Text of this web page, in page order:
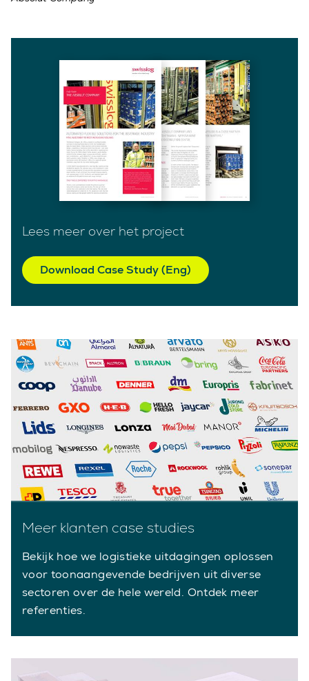
Lees meer over het project
Download Case Study (Eng)
Meer klanten case studies
Bekijk hoe we logistieke uitdagingen oplossen
voor toonaangevende bedrijven uit diverse
sectoren over de hele wereld. Ontdek meer
referenties.